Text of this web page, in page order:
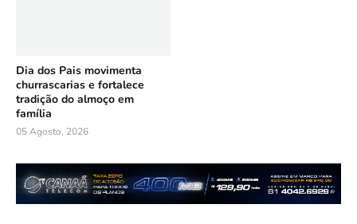
Dia dos Pais movimenta
churrascarias e fortalece
tradição do almoço em
família
05 Agosto, 2026